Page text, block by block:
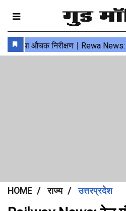
HOME राज्य उत्तरप्रदेश